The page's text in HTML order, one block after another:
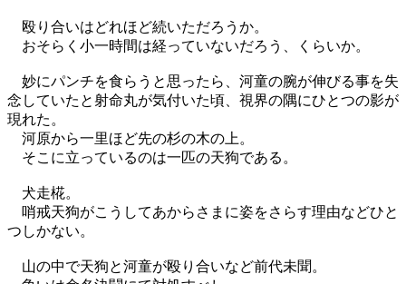
殴り合いはどれほど続いただろうか。
おそらく小一時間は経っていないだろう、くらいか。
妙にパンチを食らうと思ったら、河童の腕が伸びる事を失
念していたと射命丸が気付いた頃、視界の隅にひとつの影が
現れた。
河原から一里ほど先の杉の木の上。
そこに立っているのは一匹の天狗である。
犬走椛。
哨戒天狗がこうしてあからさまに姿をさらす理由などひと
つしかない。
山の中で天狗と河童が殴り合いなど前代未聞。